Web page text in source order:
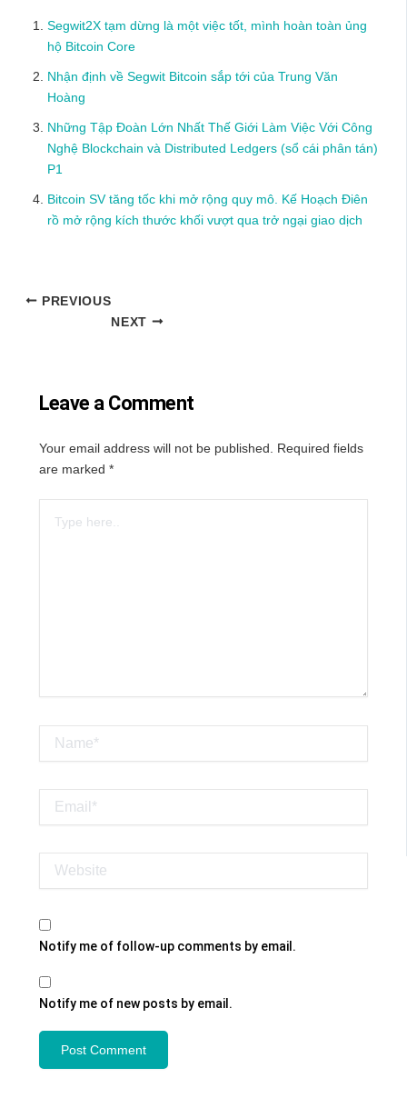
Segwit2X tạm dừng là một việc tốt, mình hoàn toàn ủng
hộ Bitcoin Core
Nhận định về Segwit Bitcoin sắp tới của Trung Văn
Hoàng
Những Tập Đoàn Lớn Nhất Thế Giới Làm Việc Với Công
Nghệ Blockchain và Distributed Ledgers (sổ cái phân tán)
P1
Bitcoin SV tăng tốc khi mở rộng quy mô. Kế Hoạch Điên
rồ mở rộng kích thước khối vượt qua trở ngại giao dịch
PREVIOUS
NEXT
Leave a Comment
Your email address will not be published.
Required fields
are marked *
here..
Notify me of follow-up comments by email.
Notify me of new posts by email.